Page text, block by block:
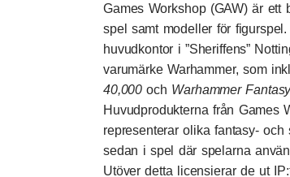
Games Workshop (GAW) är ett
spel samt modeller för
huvudkontor i ”Sheriffens”
varumärke Warhammer, som
40,000 och Warhammer
Huvudprodukterna från Games
representerar olika fantasy-
sedan i spel där spelarna
Utöver detta licensierar de ut